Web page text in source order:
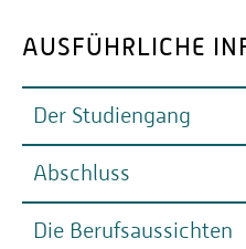
AUSFÜHRLICHE
Der Studiengang
Der Studiengang hat eine
Semestern. Er ist eng mit
Maschinenbau verzahnt.
Abschluss
Nach einer bestandenen
Die Berufsaussichten